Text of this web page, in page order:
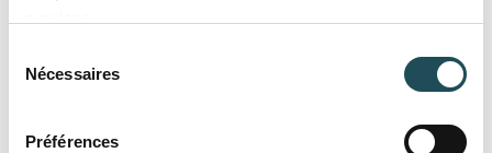
Nécessaires
Préférences
Nom du produit 1
Contacter
Téléphone
06 82 05 69 30
Nom du produit